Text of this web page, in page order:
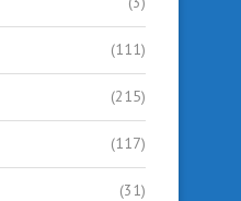
Ketahanan...
September 19, 2025
(111)
(215)
(117)
(31)